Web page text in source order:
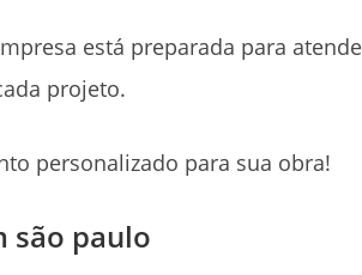
está preparada para
projeto.
personalizado para sua obra!
são paulo